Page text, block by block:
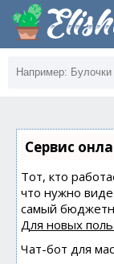
Сервис
Тот, кто
что нужно
самый
Для новых
Чат-бот для